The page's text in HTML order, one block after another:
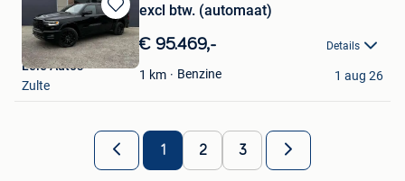
Bewaren
in
Mijn
Favorieten
excl btw. (automaat)
€ 95.469,- Details
1 km Benzine
Leie Auto's
Zulte
1 aug 26
1 2 3